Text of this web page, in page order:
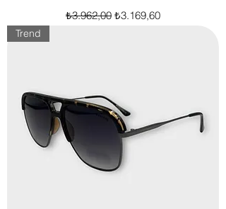
Normal Fiyat
₺3.962,00 İndirimli Fiyat
₺3.169,60
Trend